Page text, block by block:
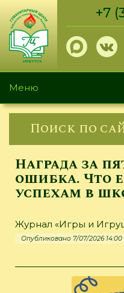
Перейти
основному
содержанию
+7
Меню
Поиск по
Награда за
ошибка. Что
успехам в
Журнал «Игры и
Опубликовано 7/07/2026 14:00